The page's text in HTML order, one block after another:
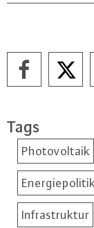
Tags
Photovoltaik
Energiepolitik
Infrastruktur